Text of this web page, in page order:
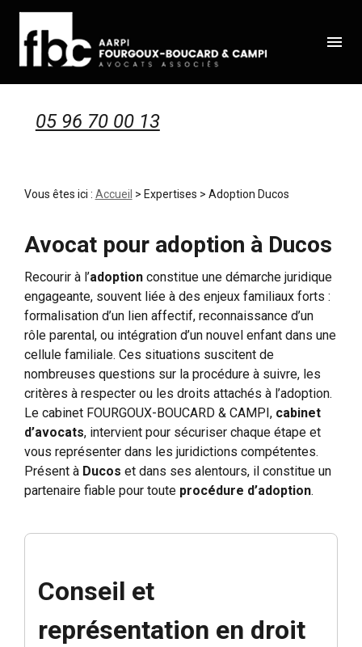
menu
05 96 70 00 13
Vous êtes ici : Accueil > Expertises > Adoption Ducos
Avocat pour adoption à Ducos
Recourir à l’adoptionconstitue une démarche juridique
engageante, souvent liée à des enjeux familiaux forts :
formalisation d’un lien affectif, reconnaissance d’un
rôle parental, ou intégration d’un nouvel enfant dans une
cellule familiale. Ces situations suscitent de
nombreuses questions sur la procédure à suivre, les
critères à respecter ou les droits attachés à l’adoption.
Le cabinet FOURGOUX-BOUCARD & CAMPI, cabinet
d’avocats, intervient pour sécuriser chaque étape et
vous représenter dans les juridictions compétentes.
Présent à Ducos et dans ses alentours, il constitue un
partenaire fiable pour toute procédure d’adoption.
Conseil et
représentation en droit
Panneau de gestion des cookies